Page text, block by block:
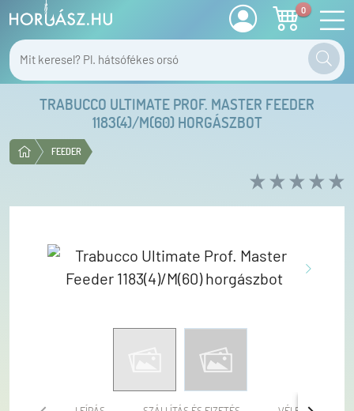
0
TRABUCCO ULTIMATE PROF. MASTER FEEDER
1183(4)/M(60) HORGÁSZBOT
FEEDER